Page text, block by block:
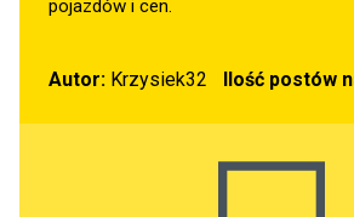
pojazdów i cen.
Autor: Krzysiek32 Ilość postów